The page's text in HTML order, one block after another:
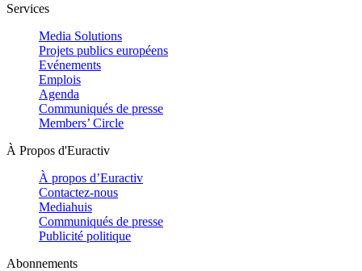
Services
Media Solutions
Projets publics européens
Evénements
Emplois
Agenda
Communiqués de presse
Members’ Circle
À Propos d'Euractiv
À propos d’Euractiv
Contactez-nous
Mediahuis
Communiqués de presse
Publicité politique
Abonnements